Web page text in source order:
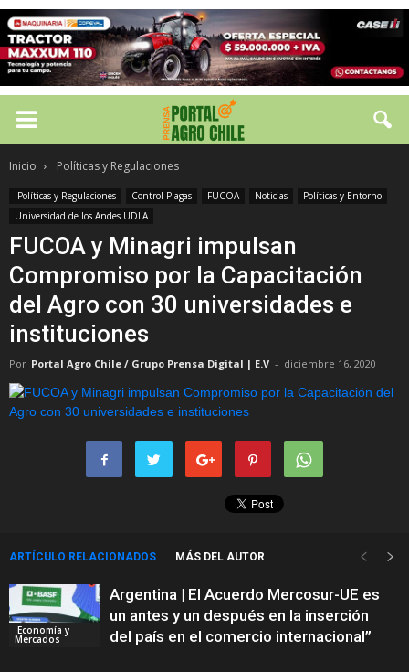
Inicio Políticas y Regulaciones
Políticas y Regulaciones Control Plagas FUCOA Noticias
Políticas y Entorno
Universidad de los Andes UDLA
FUCOA y Minagri impulsan
Compromiso por la Capacitación
del Agro con 30 universidades e
instituciones
Por Portal Agro Chile / Grupo Prensa Digital | E.V - diciembre 16, 2020
ARTÍCULO RELACIONADOS MÁS DEL AUTOR
Economía y
Mercados
Argentina | El Acuerdo Mercosur-UE es
un antes y un después en la inserción
del país en el comercio internacional”